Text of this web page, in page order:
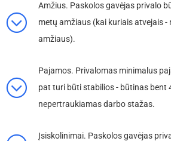
Amžius. Paskolos gavėjas privalo
metų amžiaus (kai kuriais atvejais -
amžiaus).
Pajamos. Privalomas minimalus
pat turi būti stabilios - būtinas bent
nepertraukiamas darbo stažas.
Įsiskolinimai. Paskolos gavėjas